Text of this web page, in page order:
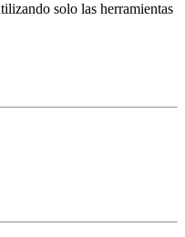
solo las herramientas